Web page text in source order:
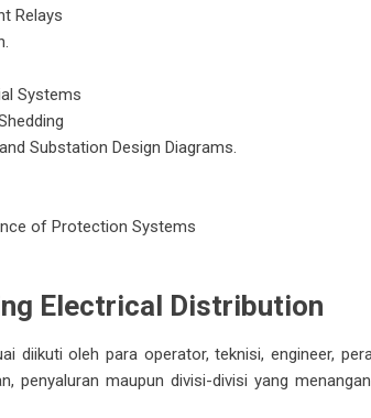
Relays
Systems
Substation Design Diagrams.
of Protection Systems
Electrical Distribution
diikuti oleh para operator, teknisi, engineer,
penyaluran maupun divisi-divisi yang